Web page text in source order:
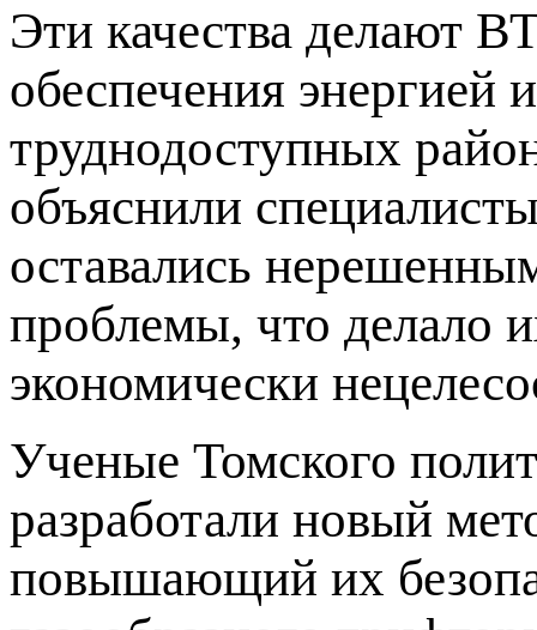
Эти качества делают
обеспечения энергией
труднодоступных
объяснили
оставались
проблемы, что делало
экономически
Ученые Томского
разработали новый
повышающий их